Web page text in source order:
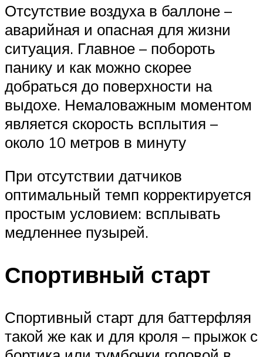
Отсутствие воздуха в баллоне –
аварийная и опасная для жизни
ситуация. Главное – побороть
панику и как можно скорее
добраться до поверхности на
выдохе. Немаловажным моментом
является скорость всплытия –
около 10 метров в минуту
При отсутствии датчиков
оптимальный темп корректируется
простым условием: всплывать
медленнее пузырей.
Спортивный старт
Спортивный старт для баттерфляя
такой же как и для кроля – прыжок с